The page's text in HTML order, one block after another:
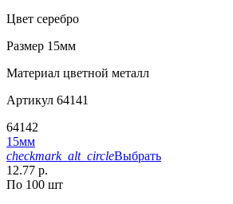
Цвет серебро
Размер 15мм
Материал цветной металл
Артикул 64141
64142
15мм
checkmark_alt_circleВыбрать
12.77 р.
По 100 шт